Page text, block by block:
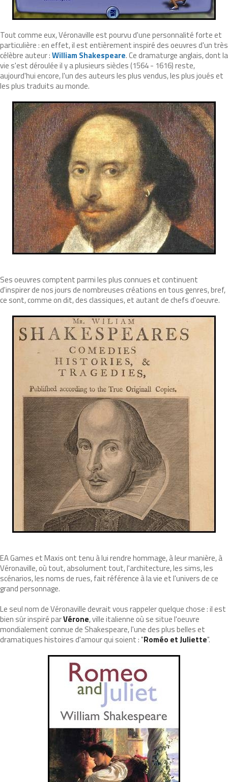
Tout comme eux, Véronaville est pourvu d'une personnalité forte et
particulière : en effet, il est entièrement inspiré des oeuvres d'un très
célèbre auteur :William Shakespeare. Ce dramaturge anglais, dont la
vie s'est déroulée il y a plusieurs siècles (1564 - 1616) reste,
aujourd'hui encore, l'un des auteurs les plus vendus, les plus joués et
les plus traduits au monde.
Ses oeuvres comptent parmi les plus connues et continuent
d'inspirer de nos jours de nombreuses créations en tous genres, bref,
ce sont, comme on dit, des classiques, et autant de chefs d'oeuvre.
EA Games et Maxis ont tenu à lui rendre hommage, à leur manière, à
Véronaville, où tout, absolument tout, l'architecture, les sims, les
scénarios, les noms de rues, fait référence à la vie et l'univers de ce
grand personnage.
Le seul nom de Véronaville devrait vous rappeler quelque chose : il est
bien sûr inspiré parVérone, ville italienne où se situe l'oeuvre
mondialement connue de Shakespeare, l'une des plus belles et
dramatiques histoires d'amour qui soient : "Roméo et Juliette".